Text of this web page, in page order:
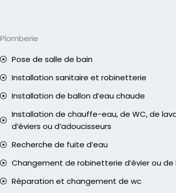
Plomberie
Pose de salle de bain
Installation sanitaire et robinetterie
Installation de ballon d’eau chaude
Installation de chauffe-eau, de WC, de
d’éviers ou d’adoucisseurs
Recherche de fuite d’eau
Changement de robinetterie d’évier ou de
Réparation et changement de wc